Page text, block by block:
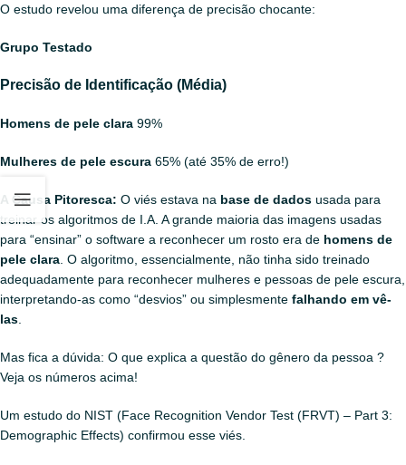
O estudo revelou uma diferença de precisão chocante:
Grupo Testado
Precisão de Identificação (Média)
Homens de pele clara 99%
Mulheres de pele escura 65% (até 35% de erro!)
A Causa Pitoresca: O viés estava na base de dados usada para
treinar os algoritmos de I.A. A grande maioria das imagens usadas
para “ensinar” o software a reconhecer um rosto era de homens de
pele clara . O algoritmo, essencialmente, não tinha sido treinado
adequadamente para reconhecer mulheres e pessoas de pele escura,
interpretando-as como “desvios” ou simplesmente falhando em vê-
las
Mas fica a dúvida: O que explica a questão do gênero da pessoa ?
Veja os números acima!
Um estudo do NIST (Face Recognition Vendor Test (FRVT) – Part 3:
Demographic Effects) confirmou esse viés.